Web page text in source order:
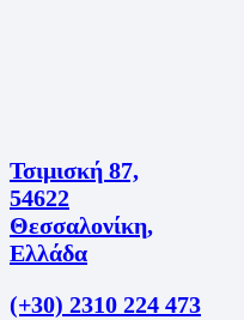
Τσιμισκή 87,
54622
Θεσσαλονίκη,
Ελλάδα
(+30) 2310 224 473